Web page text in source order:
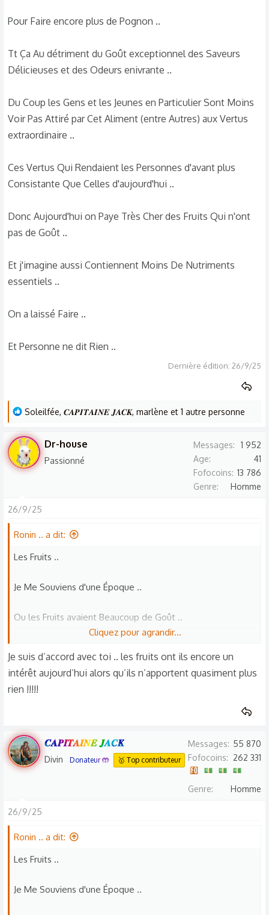
Pour Faire encore plus de Pognon ..
Tt Ça Au détriment du Goût exceptionnel des Saveurs
Délicieuses et des Odeurs enivrante ..
Du Coup les Gens et les Jeunes en Particulier Sont Moins
Voir Pas Attiré par Cet Aliment (entre Autres) aux Vertus
extraordinaire ..
Ces Vertus Qui Rendaient les Personnes d'avant plus
Consistante Que Celles d'aujourd'hui ..
Donc Aujourd'hui on Paye Très Cher des Fruits Qui n'ont
pas de Goût ..
Et j'imagine aussi Contiennent Moins De Nutriments
essentiels ..
On a laissé Faire ..
Et Personne ne dit Rien ..
Dernière édition: 26/9/25
L
s
r
é
t
o
s
Soleilfée, 𝑪𝑨𝑷𝑰𝑻𝑨𝑰𝑵𝑬 𝑱𝑨𝑪𝑲, marlène et 1 autre personne
Dr-house
Passionné
Messages
1 952
Age
41
Fofocoins 13 786
Genre
Homme
26/9/25
Ronin .. a dit:
Les Fruits ..
Je Me Souviens d'une Époque ..
Ou les Fruits avaient Beaucoup de Goût ..
Comparé aux Fruits de l'époque ..
Parce-que ils ont été Modifié Génétiquement pour Obtenir
Et Soi-disant Aux Maladies du Fruitier ..
Voir Pas Attiré par Cet Aliment (entre Autres) aux Vertus
extraordinaire ..
Ces Vertus Qui Rendaient les Personnes d'avant plus
Cliquez pour agrandir...
Je suis d’accord avec toi .. les fruits ont ils encore un
intérêt aujourd’hui alors qu’ils n’apportent quasiment plus
rien !!!!!
𝑪𝑨𝑷𝑰𝑻𝑨𝑰𝑵𝑬 𝑱𝑨𝑪𝑲
Divin Donateur 🤲 🥇 Top contributeur
Messages
55 870
Fofocoins
262 331
Genre Homme
26/9/25
Ronin .. a dit:
Les Fruits ..
Je Me Souviens d'une Époque ..